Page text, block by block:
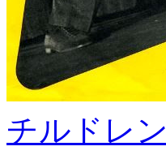
チルドレン